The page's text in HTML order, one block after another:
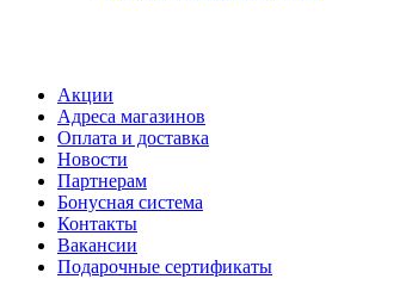
Акции
Адреса магазинов
Оплата и доставка
Новости
Партнерам
Бонусная система
Контакты
Вакансии
Подарочные сертификаты